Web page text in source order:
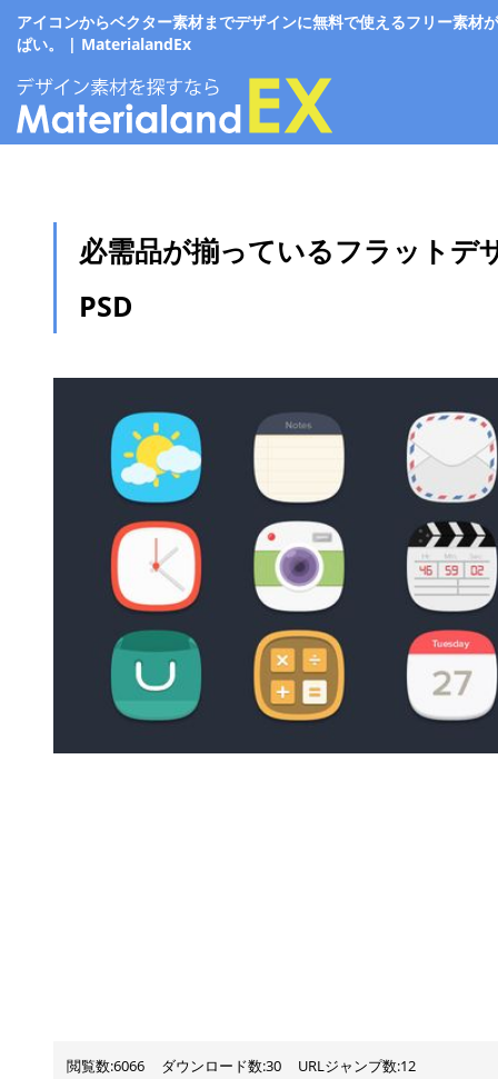
アイコンからベクター素材までデザインに無料で使えるフリー素材
ぱい。 | MaterialandEx
必需品が揃っているフラット
PSD
閲覧数:6066 ダウンロード数:30
URLジャンプ数:12